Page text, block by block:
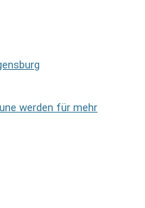
werden für mehr